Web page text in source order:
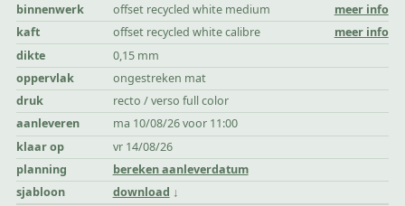
binnenwerk offset recycled white medium
meer info
kaft
offset recycled white calibre
meer info
dikte
0,15 mm
oppervlak
ongestreken mat
druk
recto / verso full color
aanleveren
ma 10/08/26 voor 11:00
klaar op
vr 14/08/26
planning
bereken aanleverdatum
sjabloon
download